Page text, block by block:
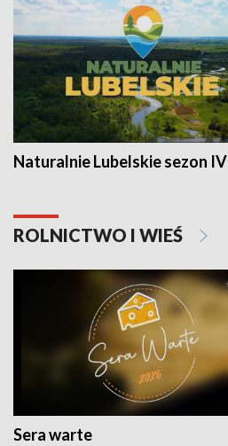
Naturalnie Lubelskie sezon IV
ROLNICTWO I WIEŚ
Sera warte